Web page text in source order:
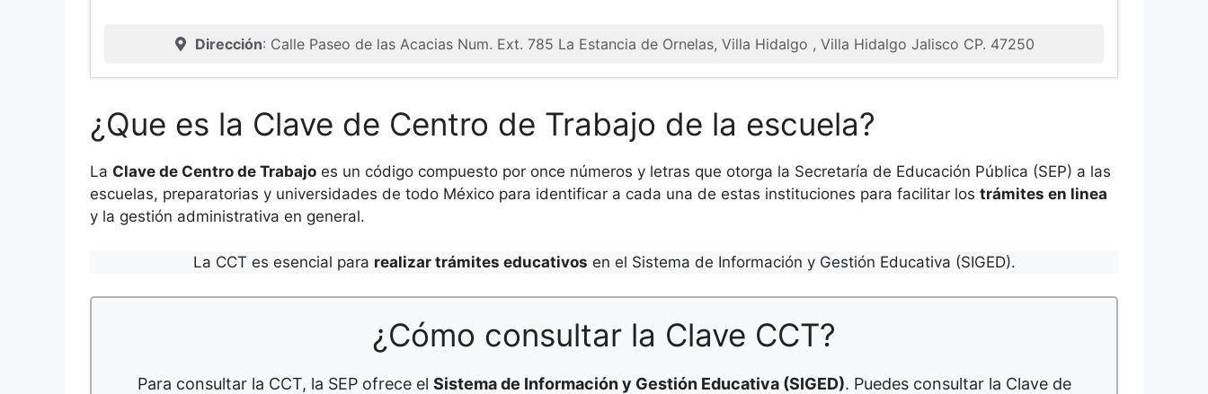
Dirección: Calle Paseo de las Acacias Num. Ext. 785 La Estancia de Ornelas, Villa Hidalgo , Villa Hidalgo Jalisco CP. 47250
¿Que es la Clave de Centro de Trabajo de la escuela?
La Clave de Centro de Trabajo es un código compuesto por once números y letras que otorga la Secretaría de Educación Pública (SEP) a las
escuelas, preparatorias y universidades de todo México para identificar a cada una de estas instituciones para facilitar los trámites en linea
y la gestión administrativa en general.
La CCT es esencial para realizar trámites educativos en el Sistema de Información y Gestión Educativa (SIGED).
¿Cómo consultar la Clave CCT?
Para consultar la CCT, la SEP ofrece el Sistema de Información y Gestión Educativa (SIGED). Puedes consultar la Clave de